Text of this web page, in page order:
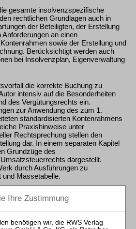
gesamte insolvenzspezifische
rechtlichen Grundlagen auch in
der Beteiligten, der Erstellung
an einen
sowie der Erstellung und
Berücksichtigt werden auch
bei Insolvenzplan, Eigenverwaltung
die korrekte Buchung zu
intensiv auf die Besonderheiten
des Vergütungsrechts ein.
zur Anwendung des zum 1.
standardisierten Kontenrahmens
Praxishinweise unter
Rechtsprechung stellen den
dar. In einem separaten Kapitel
Grundzüge des
dargestellt.
durch Ausführungen zu
Massetabelle.